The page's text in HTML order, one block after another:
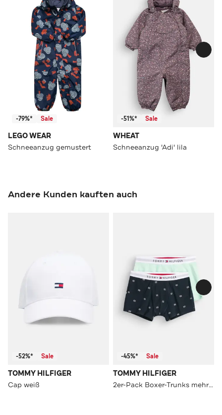
-79%* Sale
LEGO WEAR
Schneeanzug gemustert
-51%* Sale
WHEAT
Schneeanzug 'Adi' lila
Andere Kunden kauften auch
-52%* Sale
TOMMY HILFIGER
Cap weiß
-45%* Sale
TOMMY HILFIGER
2er-Pack Boxer-Trunks mehrfarbig